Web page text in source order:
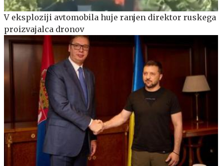
V eksploziji avtomobila huje ranjen direktor ruskega
proizvajalca dronov